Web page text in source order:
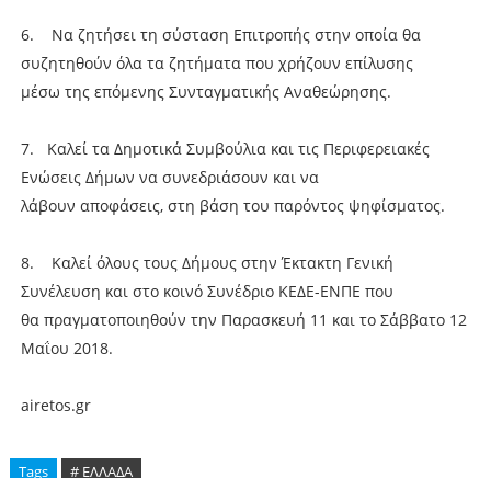
6. Να ζητήσει τη σύσταση Επιτροπής στην οποία θα
συζητηθούν όλα τα ζητήματα που χρήζουν επίλυσης
μέσω της επόμενης Συνταγματικής Αναθεώρησης.
7. Καλεί τα Δημοτικά Συμβούλια και τις Περιφερειακές
Ενώσεις Δήμων να συνεδριάσουν και να
λάβουν αποφάσεις, στη βάση του παρόντος ψηφίσματος.
8. Καλεί όλους τους Δήμους στην Έκτακτη Γενική
Συνέλευση και στο κοινό Συνέδριο ΚΕΔΕ-ΕΝΠΕ που
θα πραγματοποιηθούν την Παρασκευή 11 και το Σάββατο 12
Μαΐου 2018.
airetos.gr
Tags # ΕΛΛΑΔΑ